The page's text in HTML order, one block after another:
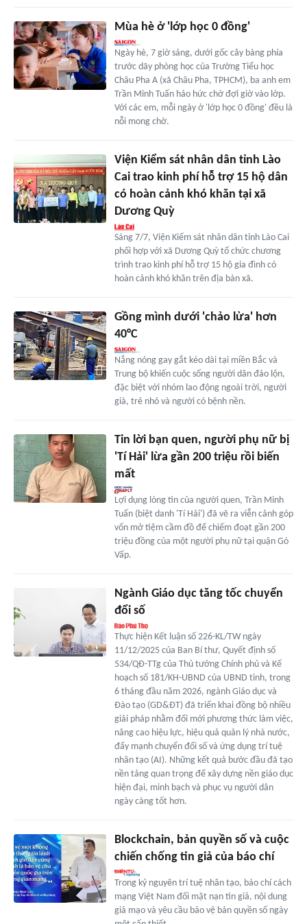
Mùa hè ở 'lớp học 0 đồng'
Ngày hè, 7 giờ sáng, dưới gốc cây bàng phía
trước dãy phòng học của Trường Tiểu học
Châu Pha A (xã Châu Pha, TPHCM), ba anh em
Trần Minh Tuấn háo hức chờ đợi giờ vào lớp.
Với các em, mỗi ngày ở 'lớp học 0 đồng' đều là
nỗi mong chờ.
Viện Kiểm sát nhân dân tỉnh Lào
Cai trao kinh phí hỗ trợ 15 hộ dân
có hoàn cảnh khó khăn tại xã
Dương Quỳ
Sáng 7/7, Viện Kiểm sát nhân dân tỉnh Lào Cai
phối hợp với xã Dương Quỳ tổ chức chương
trình trao kinh phí hỗ trợ 15 hộ gia đình có
hoàn cảnh khó khăn trên địa bàn xã.
Gồng mình dưới 'chảo lửa' hơn
40°C
Nắng nóng gay gắt kéo dài tại miền Bắc và
Trung bộ khiến cuộc sống người dân đảo lộn,
đặc biệt với nhóm lao động ngoài trời, người
già, trẻ nhỏ và người có bệnh nền.
Tin lời bạn quen, người phụ nữ bị
'Tí Hải' lừa gần 200 triệu rồi biến
mất
Lợi dụng lòng tin của người quen, Trần Minh
Tuấn (biệt danh 'Tí Hải') đã vẽ ra viễn cảnh góp
vốn mở tiệm cầm đồ để chiếm đoạt gần 200
triệu đồng của một người phụ nữ tại quận Gò
Vấp.
Ngành Giáo dục tăng tốc chuyển
đổi số
Thực hiện Kết luận số 226-KL/TW ngày
11/12/2025 của Ban Bí thư, Quyết định số
534/QĐ-TTg của Thủ tướng Chính phủ và Kế
hoạch số 181/KH-UBND của UBND tỉnh, trong
6 tháng đầu năm 2026, ngành Giáo dục và
Đào tạo (GD&ĐT) đã triển khai đồng bộ nhiều
giải pháp nhằm đổi mới phương thức làm việc,
nâng cao hiệu lực, hiệu quả quản lý nhà nước,
đẩy mạnh chuyển đổi số và ứng dụng trí tuệ
nhân tạo (AI). Những kết quả bước đầu đã tạo
nền tảng quan trọng để xây dựng nền giáo dục
hiện đại, minh bạch và phục vụ người dân
ngày càng tốt hơn.
Blockchain, bản quyền số và cuộc
chiến chống tin giả của báo chí
Trong kỷ nguyên trí tuệ nhân tạo, báo chí cách
mạng Việt Nam đối mặt nạn tin giả, nội dung
giả mạo và yêu cầu bảo vệ bản quyền số ngày